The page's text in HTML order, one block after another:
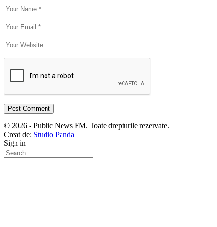
© 2026 - Public News FM. Toate drepturile rezervate.
Creat de: Studio Panda
Sign in